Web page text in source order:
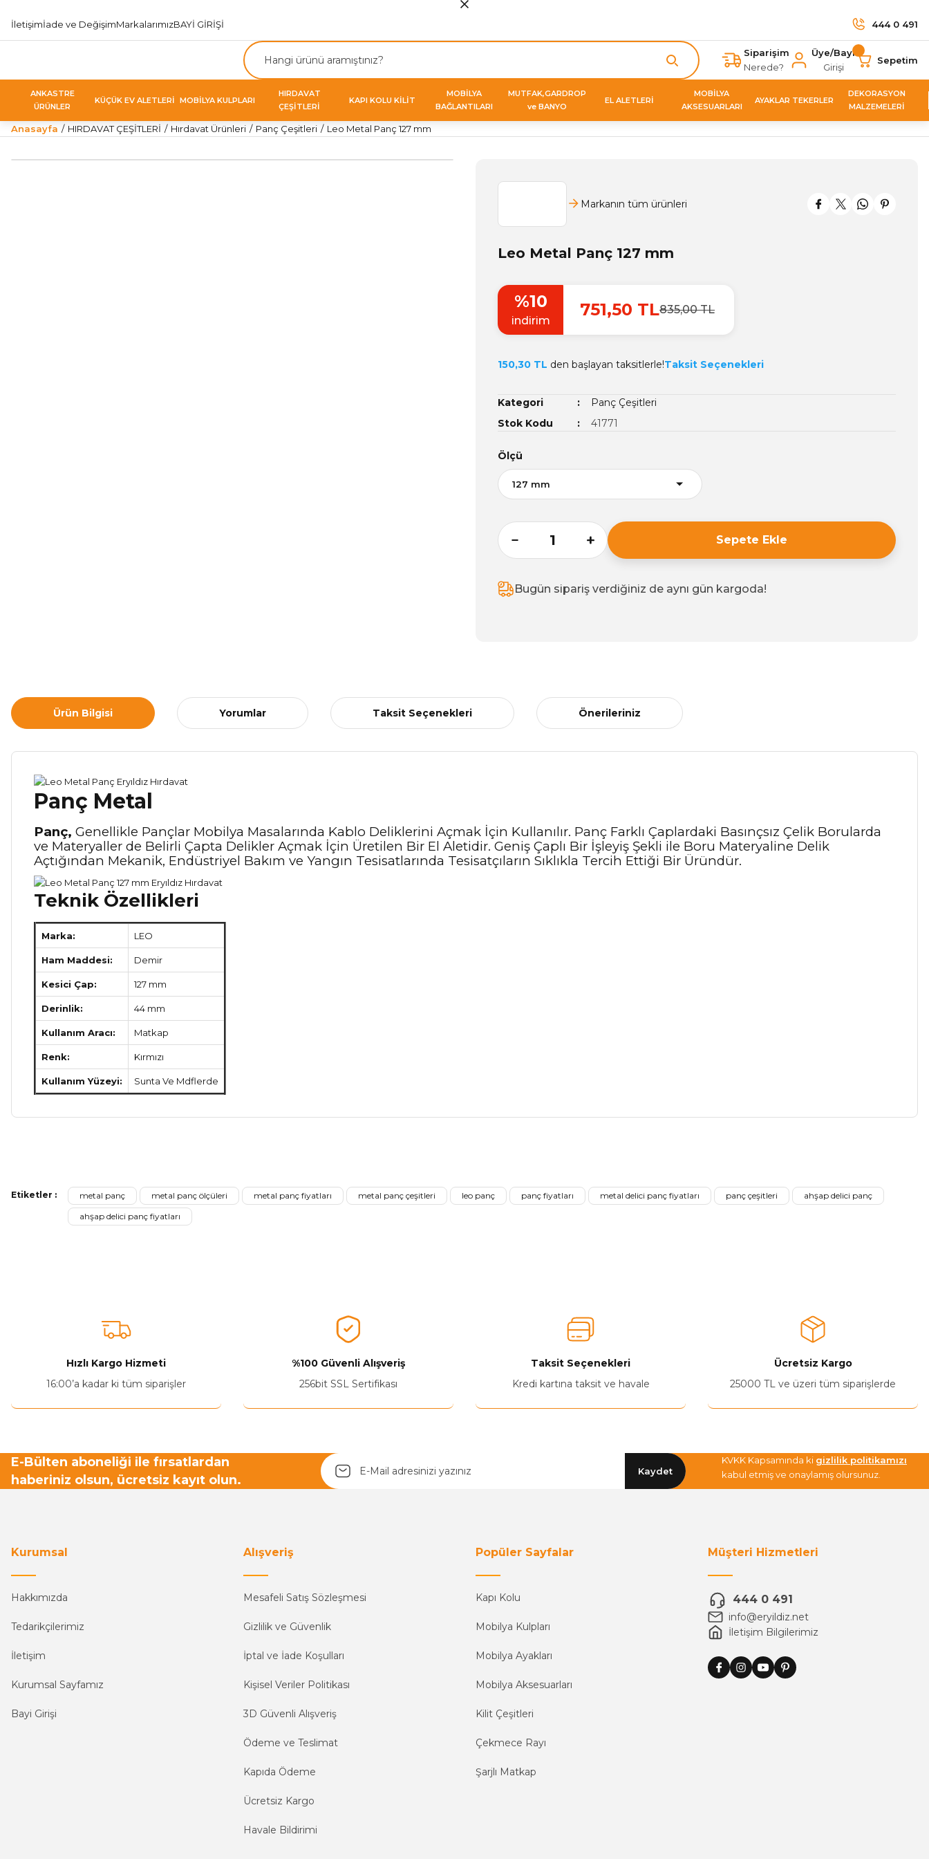
İletişimİade ve DeğişimMarkalarımızBAYİ GİRİŞİ 444 0 491
Siparişim
Nerede?
Üye/Bayi
Girişi
Sepetim
ANKASTRE
ÜRÜNLER
KÜÇÜK EV ALETLERİ MOBİLYA KULPLARI
HIRDAVAT
ÇEŞİTLERİ
KAPI KOLU KİLİT
MOBİLYA
BAĞLANTILARI
MUTFAK,GARDROP
ve BANYO
EL ALETLERİ
MOBİLYA
AKSESUARLARI
AYAKLAR TEKERLER
DEKORASYON
MALZEMELERİ
Anasayfa HIRDAVAT ÇEŞİTLERİ Hırdavat Ürünleri Panç Çeşitleri Leo Metal Panç 127 mm
Markanın tüm ürünleri
Leo Metal Panç 127 mm
%10
indirim
751,50 TL835,00 TL
150,30 TL den başlayan taksitlerle!Taksit Seçenekleri
Kategori
Panç Çeşitleri
Stok Kodu
41771
Ölçü
Sepete Ekle
Bugün sipariş verdiğiniz de aynı gün kargoda!
Ürün Bilgisi Yorumlar Taksit Seçenekleri Önerileriniz
Panç Metal
Panç, Genellikle Pançlar Mobilya Masalarında Kablo Deliklerini Açmak İçin Kullanılır. Panç Farklı Çaplardaki Basınçsız Çelik Borularda
ve Materyaller de Belirli Çapta Delikler Açmak İçin Üretilen Bir El Aletidir. Geniş Çaplı Bir İşleyiş Şekli ile Boru Materyaline Delik
Açtığından Mekanik, Endüstriyel Bakım ve Yangın Tesisatlarında Tesisatçıların Sıklıkla Tercih Ettiği Bir Üründür.
Teknik Özellikleri
Marka: LEO
Ham Maddesi: Demir
Kesici Çap: 127 mm
Derinlik: 44 mm
Kullanım Aracı: Matkap
Renk: Kırmızı
Kullanım Yüzeyi: Sunta Ve Mdflerde
Ürün resmi kalitesiz, bozuk veya görüntülenemiyor.
Ürün açıklamasında eksik bilgiler bulunuyor.
Etiketler : metal panç metal panç ölçüleri metal panç fiyatları metal panç çeşitleri leo panç panç fiyatları metal delici panç fiyatları panç çeşitleri
ahşap delici panç
ahşap delici panç fiyatları
Hızlı Kargo Hizmeti
16:00’a kadar ki tüm siparişler
%100 Güvenli Alışveriş
256bit SSL Sertifikası
Taksit Seçenekleri
Kredi kartına taksit ve havale
Ücretsiz Kargo
25000 TL ve üzeri tüm siparişlerde
E-Bülten aboneliği ile fırsatlardan
haberiniz olsun, ücretsiz kayıt olun.
Kaydet
KVKK Kapsamında ki gizlilik politikamızı
kabul etmiş ve onaylamış olursunuz.
Kurumsal
Hakkımızda
Tedarikçilerimiz
İletişim
Kurumsal Sayfamız
Bayi Girişi
Alışveriş
Mesafeli Satış Sözleşmesi
Gizlilik ve Güvenlik
İptal ve İade Koşulları
Kişisel Veriler Politikası
3D Güvenli Alışveriş
Ödeme ve Teslimat
Kapıda Ödeme
Ücretsiz Kargo
Havale Bildirimi
Popüler Sayfalar
Kapı Kolu
Mobilya Kulpları
Mobilya Ayakları
Mobilya Aksesuarları
Kilit Çeşitleri
Çekmece Rayı
Şarjlı Matkap
Müşteri Hizmetleri
444 0 491
info@eryildiz.net
İletişim Bilgilerimiz